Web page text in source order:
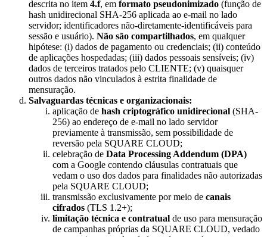
descrita no item 4.f, em formato pseudonimizado (função de
hash unidirecional SHA-256 aplicada ao e-mail no lado
servidor; identificadores não-diretamente-identificáveis para
sessão e usuário). Não são compartilhados, em qualquer
hipótese: (i) dados de pagamento ou credenciais; (ii) conteúdo
de aplicações hospedadas; (iii) dados pessoais sensíveis; (iv)
dados de terceiros tratados pelo CLIENTE; (v) quaisquer
outros dados não vinculados à estrita finalidade de
mensuração.
Salvaguardas técnicas e organizacionais:
aplicação de hash criptográfico unidirecional (SHA-
256) ao endereço de e-mail no lado servidor
previamente à transmissão, sem possibilidade de
reversão pela SQUARE CLOUD;
celebração de Data Processing Addendum (DPA)
com a Google contendo cláusulas contratuais que
vedam o uso dos dados para finalidades não autorizadas
pela SQUARE CLOUD;
transmissão exclusivamente por meio de canais
cifrados (TLS 1.2+);
limitação técnica e contratual de uso para mensuração
de campanhas próprias da SQUARE CLOUD, vedado